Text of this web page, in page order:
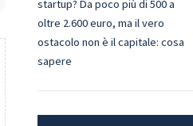
startup? Da poco più di 500 a
oltre 2.600 euro, ma il vero
ostacolo non è il capitale: cosa
sapere